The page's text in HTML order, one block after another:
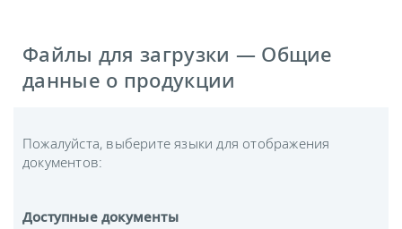
Файлы для загрузки — Общие
данные о продукции
Пожалуйста, выберите языки для отображения
документов:
Доступные документы